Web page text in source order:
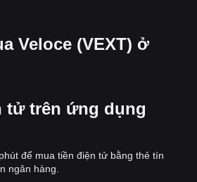
Veloce (VEXT) ở
tử trên ứng dụng
để mua tiền điện tử bằng thẻ tín
ngân hàng.